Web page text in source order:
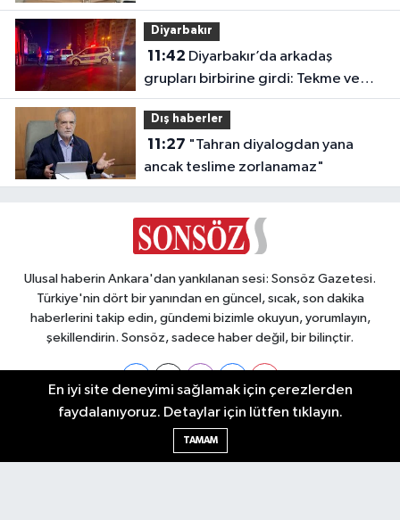
şebekesine operasyon: 5 tutuklama
Diyarbakır
11:42
grupları birbirine girdi: Tekme ve
yumruklar havada uçuştu
Dış haberler
11:27
ancak teslime zorlanamaz"
Ulusal haberin Ankara'dan yankılanan sesi: Sonsöz Gazetesi.
Türkiye'nin dört bir yanından en güncel, sıcak, son dakika
haberlerini takip edin, gündemi bizimle okuyun, yorumlayın,
şekillendirin. Sonsöz, sadece haber değil, bir bilinçtir.
Ankara Nöbetçi Eczaneler
En iyi site deneyimi sağlamak için çerezlerden
faydalanıyoruz. Detaylar için lütfen tıklayın.
TAMAM